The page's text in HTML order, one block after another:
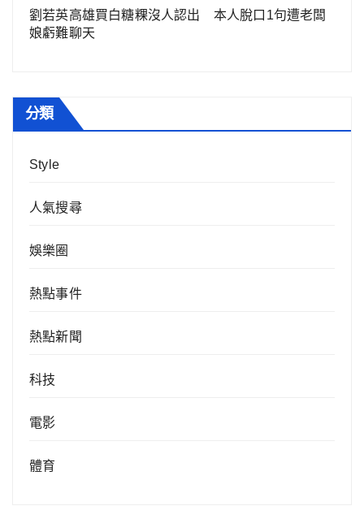
劉若英高雄買白糖粿沒人認出 本人脫口1句遭老闆
娘虧難聊天
分類
Style
人氣搜尋
娛樂圈
熱點事件
熱點新聞
科技
電影
體育